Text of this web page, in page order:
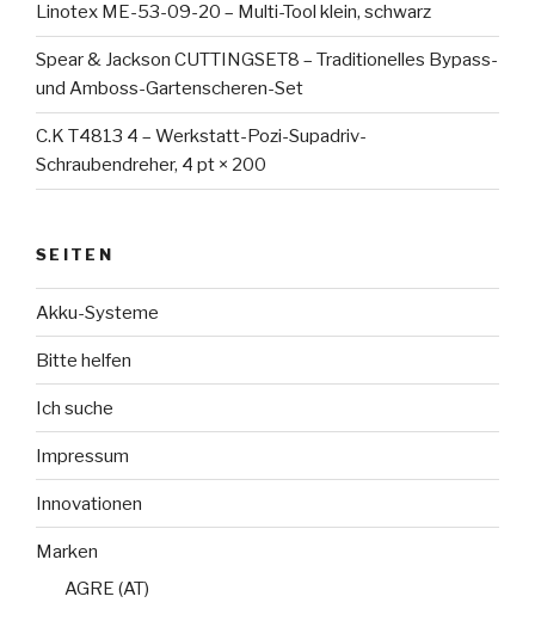
Linotex ME-53-09-20 – Multi-Tool klein, schwarz
Spear & Jackson CUTTINGSET8 – Traditionelles Bypass-
und Amboss-Gartenscheren-Set
C.K T4813 4 – Werkstatt-Pozi-Supadriv-
Schraubendreher, 4 pt × 200
SEITEN
Akku-Systeme
Bitte helfen
Ich suche
Impressum
Innovationen
Marken
AGRE (AT)